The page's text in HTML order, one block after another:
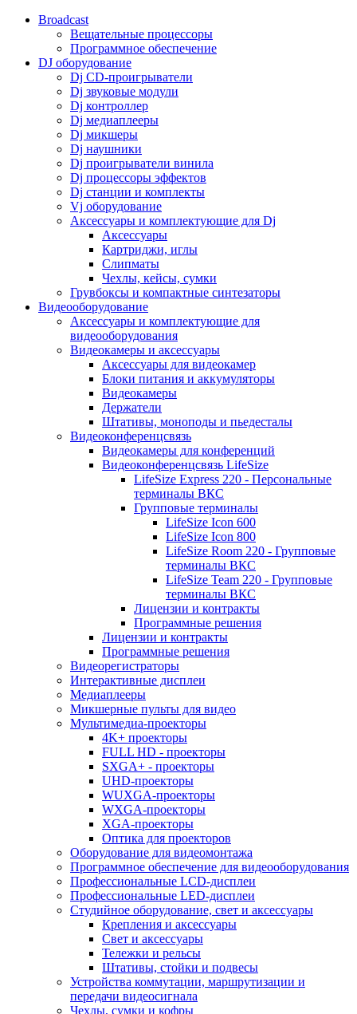
Broadcast
Вещательные процессоры
Программное обеспечение
DJ оборудование
Dj CD-проигрыватели
Dj звуковые модули
Dj контроллер
Dj медиаплееры
Dj микшеры
Dj наушники
Dj проигрыватели винила
Dj процессоры эффектов
Dj станции и комплекты
Vj оборудование
Аксессуары и комплектующие для Dj
Аксессуары
Картриджи, иглы
Слипматы
Чехлы, кейсы, сумки
Грувбоксы и компактные синтезаторы
Видеооборудование
Аксессуары и комплектующие для
видеооборудования
Видеокамеры и аксессуары
Аксессуары для видеокамер
Блоки питания и аккумуляторы
Видеокамеры
Держатели
Штативы, моноподы и пьедесталы
Видеоконференцсвязь
Видеокамеры для конференций
Видеоконференцсвязь LifeSize
LifeSize Express 220 - Персональные
терминалы ВКС
Групповые терминалы
LifeSize Icon 600
LifeSize Icon 800
LifeSize Room 220 - Групповые
терминалы ВКС
LifeSize Team 220 - Групповые
терминалы ВКС
Лицензии и контракты
Программные решения
Лицензии и контракты
Программные решения
Видеорегистраторы
Интерактивные дисплеи
Медиаплееры
Микшерные пульты для видео
Мультимедиа-проекторы
4K+ проекторы
FULL HD - проекторы
SXGA+ - проекторы
UHD-проекторы
WUXGA-проекторы
WXGA-проекторы
XGA-проекторы
Оптика для проекторов
Оборудование для видеомонтажа
Программное обеспечение для видеооборудования
Профессиональные LCD-дисплеи
Профессиональные LED-дисплеи
Студийное оборудование, свет и аксессуары
Крепления и аксессуары
Свет и аксессуары
Тележки и рельсы
Штативы, стойки и подвесы
Устройства коммутации, маршрутизации и
передачи видеосигнала
Чехлы, сумки и кофры